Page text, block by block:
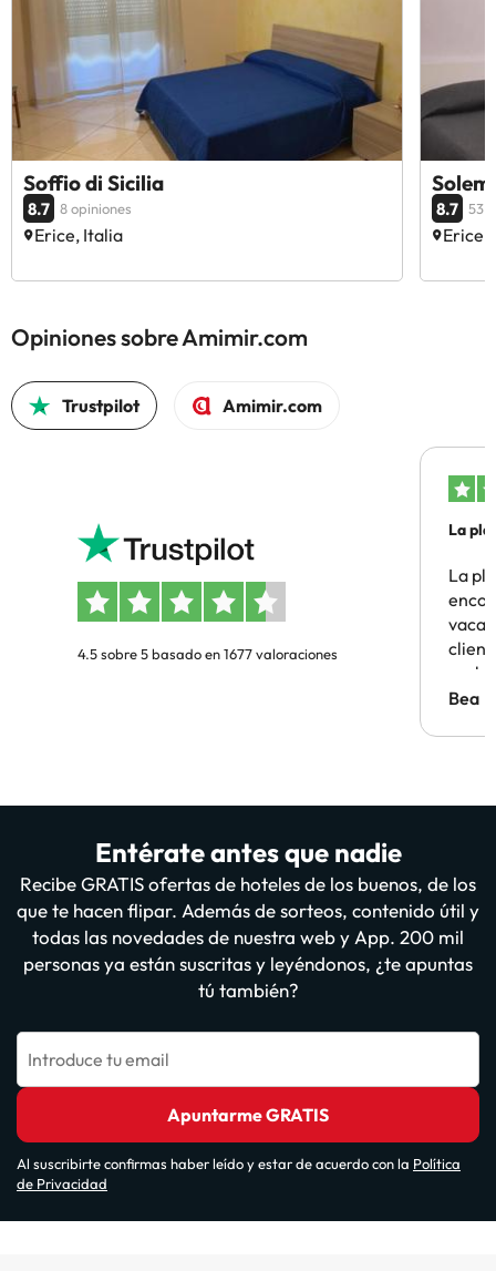
Soffio di Sicilia
8.7 8 opiniones
Erice, Italia
8.7 53
Erice,
Opiniones sobre Amimir.com
Trustpilot Amimir.com
4.5 sobre 5 basado en 1677 valoraciones
La
La
Bea
Entérate antes que nadie
Recibe GRATIS ofertas de hoteles de los buenos, de los
que te hacen flipar. Además de sorteos, contenido útil y
todas las novedades de nuestra web y App. 200 mil
personas ya están suscritas y leyéndonos, ¿te apuntas
tú también?
Introduce tu email
Apuntarme GRATIS
Al suscribirte confirmas haber leído y estar de acuerdo con la Política
de Privacidad